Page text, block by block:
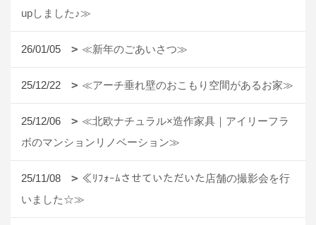
upしました♪≫
26/01/05 ≪新年のごあいさつ≫
25/12/22 ≪アーチ垂れ壁のおこもり空間があるお家≫
25/12/06
≪北欧ナチュラル×造作家具｜アイリーフラ
ボのマンションリノベーション≫
25/11/08
≪ﾘﾌｫｰﾑさせていただいた店舗の撮影会を行
いました☆≫